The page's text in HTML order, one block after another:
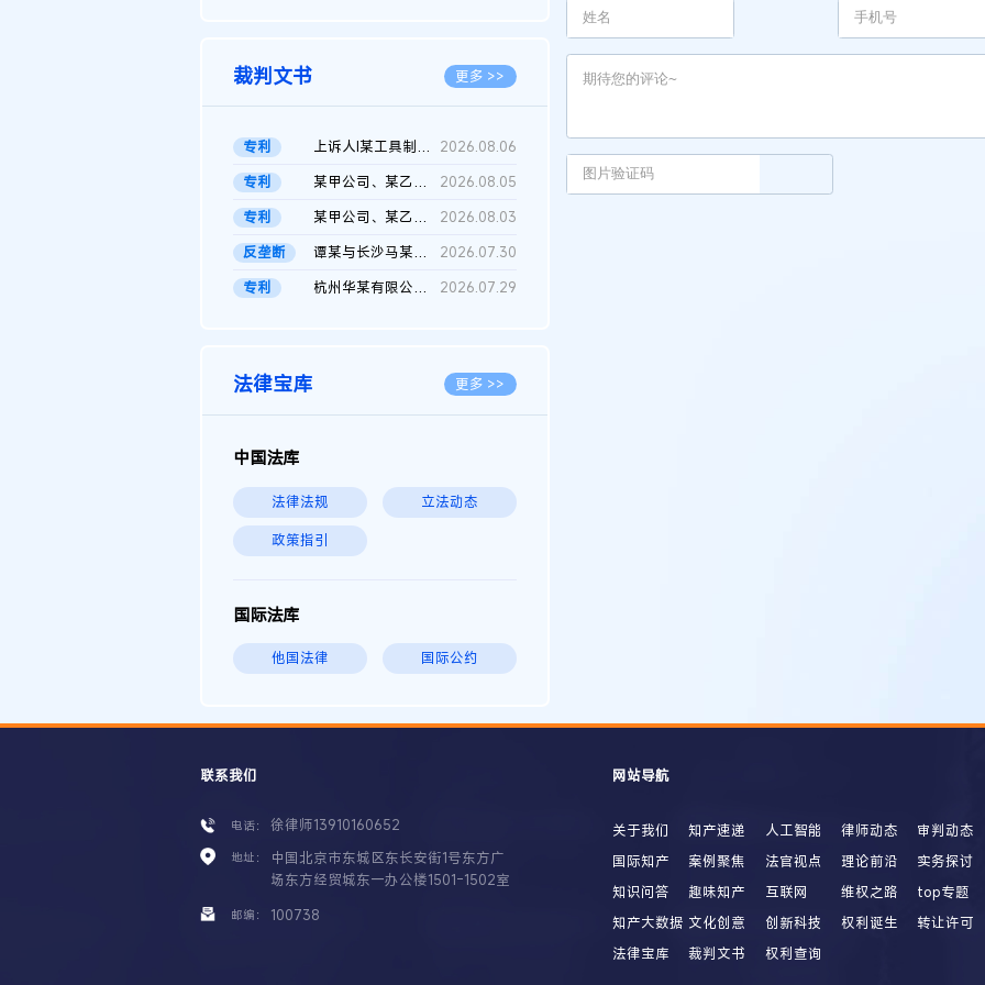
裁判文书 更多 >>
专利 上诉人I某工具制品有限公司与被上诉人程某及一审被告中华人民共和...
2026.08.06
专利
某甲公司、某乙公司、某丙公司申请诉前行为保全复议裁定书
2026.08.05
专利
某甲公司、某乙公司、官某与某丙公司专利申请权权属纠纷 二审判决...
2026.08.03
反垄断
谭某与长沙马某堆农产品股份有限公司滥用市场支配地位纠纷二审裁...
2026.07.30
专利
杭州华某有限公司与菲某有限公司侵害发明专利权纠纷 2026.07.29
法律宝库 更多 >>
中国法库
法律法规 立法动态
政策指引
国际法库
他国法律 国际公约
联系我们
电话： 徐律师13910160652
地址：
中国北京市东城区东长安街1号东方广
场东方经贸城东一办公楼1501-1502室
邮编： 100738
网站导航
关于我们 知产速递 人工智能 律师动态
审判动态
国际知产
案例聚焦 法官视点 理论前沿
实务探讨
知识问答
趣味知产 互联网 维权之路
top专题
知产大数据 文化创意 创新科技 权利诞生
转让许可
法律宝库
裁判文书 权利查询